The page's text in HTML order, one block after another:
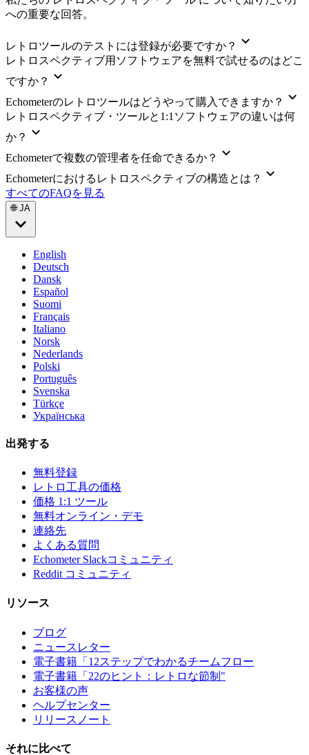
への重要な回答。
レトロツールのテストには登録が必要ですか？
レトロスペクティブ用ソフトウェアを無料で試せるのはどこ
ですか？
Echometerのレトロツールはどうやって購入できますか？
レトロスペクティブ・ツールと1:1ソフトウェアの違いは何
か？
Echometerで複数の管理者を任命できるか？
Echometerにおけるレトロスペクティブの構造とは？
すべてのFAQを見る
🌐 JA
English
Deutsch
Dansk
Español
Suomi
Français
Italiano
Norsk
Nederlands
Polski
Português
Svenska
Türkçe
Українська
出発する
無料登録
レトロ工具の価格
価格 1:1 ツール
無料オンライン・デモ
連絡先
よくある質問
Echometer Slackコミュニティ
Reddit コミュニティ
リソース
ブログ
ニュースレター
電子書籍「12ステップでわかるチームフロー
電子書籍「22のヒント：レトロな節制"
お客様の声
ヘルプセンター
リリースノート
それに比べて